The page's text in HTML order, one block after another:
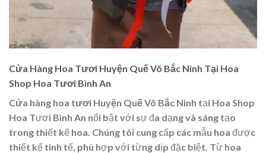
Cửa Hàng Hoa Tươi Huyện Quế Võ Bắc Ninh Tại Hoa
Shop Hoa Tươi Bình An
Cửa hàng hoa tươi Huyện Quế Võ Bắc Ninh tại Hoa Shop
Hoa Tươi Bình An nổi bật với sự đa dạng và sáng tạo
trong thiết kế hoa. Chúng tôi cung cấp các mẫu hoa được
thiết kế tinh tế, phù hợp với từng dịp đặc biệt. Từ hoa